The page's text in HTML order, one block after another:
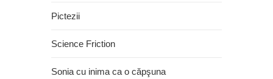
Pictezii
Science Friction
Sonia cu inima ca o căpşuna